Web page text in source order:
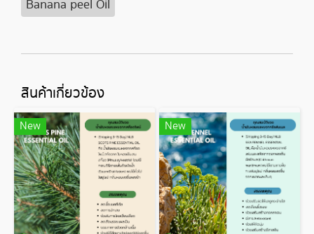
Banana peel Oil
สินค้าเกี่ยวข้อง
New New